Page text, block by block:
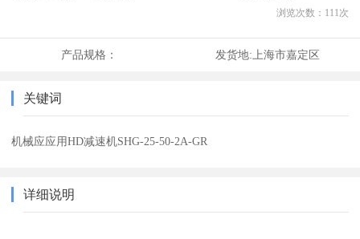
浏览次数： 111次
产品规格： 发货地: 上海市嘉定区
关键词
机械应应用HD减速机SHG-25-50-2A-GR
详细说明